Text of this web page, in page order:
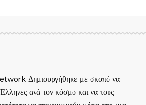
Δημιουργήθηκε με σκοπό να
ανά τον κόσμο και να τους